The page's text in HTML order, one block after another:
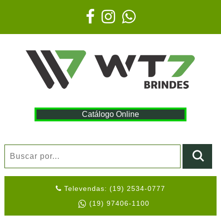
Catálogo Online
Televendas: (19) 2534-0777
(19) 97406-1100